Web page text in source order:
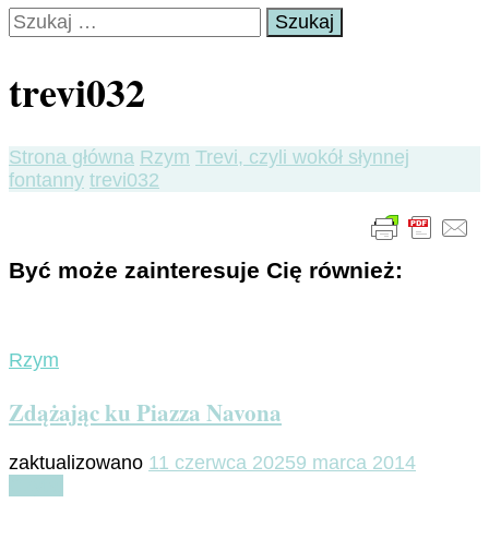
Szukaj:
trevi032
Strona główna Rzym Trevi, czyli wokół słynnej
fontanny trevi032
Być może zainteresuje Cię również:
Rzym
Zdążając ku Piazza Navona
zaktualizowano 11 czerwca 20259 marca 2014